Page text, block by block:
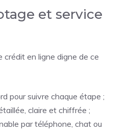
et service
crédit en ligne digne de ce
pour suivre chaque étape ;
claire et chiffrée ;
par téléphone, chat ou